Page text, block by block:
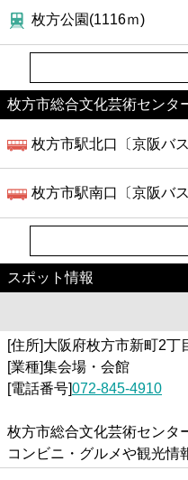
枚方公園(1116ｍ)
枚方市総合文化芸術センタ
枚方市駅北口〔京阪バ
枚方市駅南口〔京阪バ
スポット情報
[住所]大阪府枚方市新町2丁
[業種]集会場・会館
[電話番号]072-845-4910
枚方市総合文化芸術センタ
コンビニ・グルメや観光情